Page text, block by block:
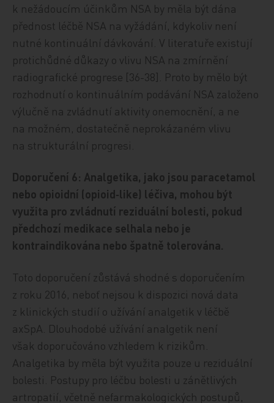
k nežádoucím účinkům NSA by měla být dána
přednost léčbě NSA na vyžádání, kdykoliv není
nutné kontinuální dávkování. V literatuře existují
protichůdné důkazy o vlivu NSA na zmírnění
radiografické progrese [36-38]. Proto by mělo být
rozhodnutí o kontinuálním podávání NSA založeno
výlučně na zvládnutí aktivity onemocnění, a ne
na možném, dostatečně neprokázaném vlivu
na strukturální progresi.
Doporučení 6: Analgetika, jako jsou paracetamol
nebo opioidní (opioid‑like) léčiva, mohou být
využita pro zvládnutí reziduální bolesti, pokud
předchozí medikace selhala nebo je
kontraindikována nebo špatně tolerována.
Toto doporučení zůstává shodné s doporučením
z roku 2016, neboť nejsou k dispozici nová data
z klinických studií o užívání analgetik v léčbě
axSpA. Dlouhodobé užívání analgetik není
však doporučováno vzhledem k rizikům.
Analgetika by měla být využita pouze u reziduální
bolesti. Postupy pro léčbu bolesti u zánětlivých
artropatií, včetně nefarmakologických postupů,